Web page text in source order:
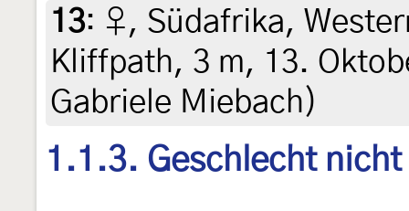
13: ♀, Südafrika,
Kliffpath, 3 m, 13.
Gabriele Miebach)
1.1.3. Geschlecht